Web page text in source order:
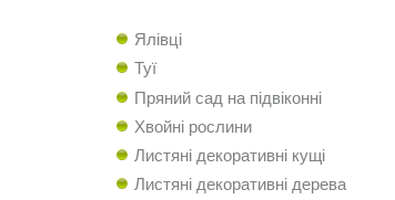
Ялівці
Туї
Пряний сад на підвіконні
Хвойні рослини
Листяні декоративні кущі
Листяні декоративні дерева